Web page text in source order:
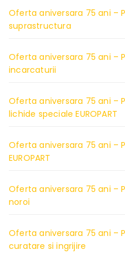
Oferta aniversara 75 ani –
suprastructura
Oferta aniversara 75 ani –
incarcaturii
Oferta aniversara 75 ani –
lichide speciale EUROPART
Oferta aniversara 75 ani –
EUROPART
Oferta aniversara 75 ani –
noroi
Oferta aniversara 75 ani –
curatare si ingrijire